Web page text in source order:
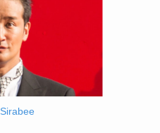
Sirabee